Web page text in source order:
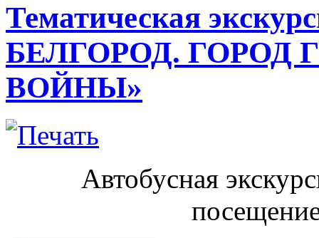
Тематическая
БЕЛГОРОД. ГОРОД
ВОЙНЫ»
Автобусная